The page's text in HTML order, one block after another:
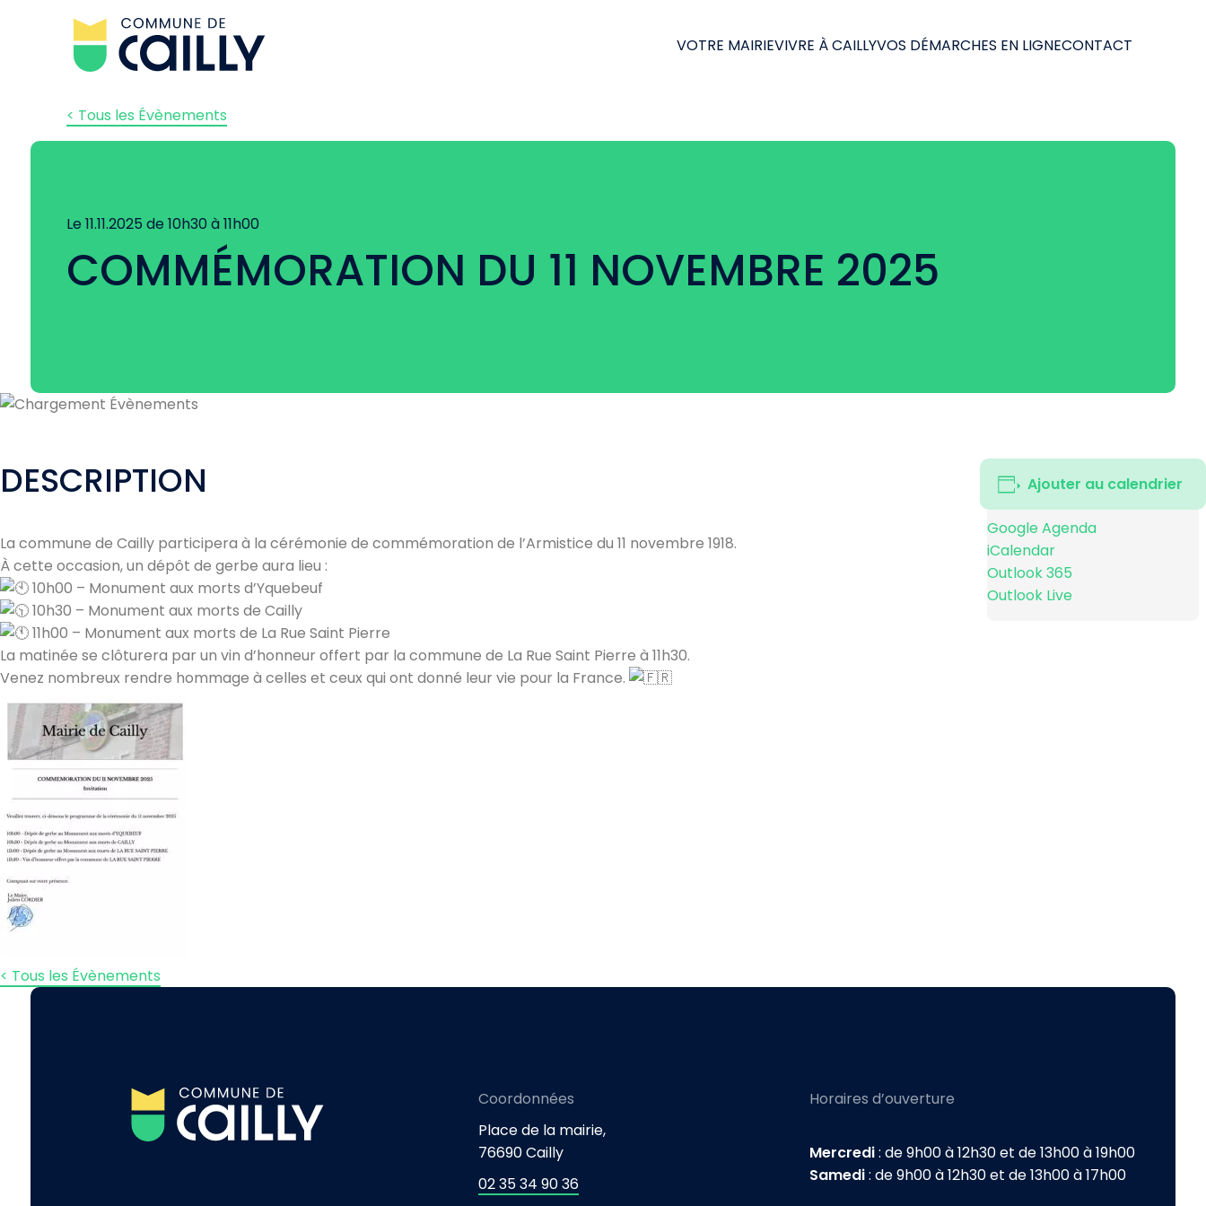
VOTRE MAIRIEVIVRE À CAILLYVOS DÉMARCHES EN LIGNECONTACT
< Tous les Évènements
Le 11.11.2025 de 10h30 à 11h00
COMMÉMORATION DU 11 NOVEMBRE 2025
Ajouter au calendrier
Google Agenda
iCalendar
Outlook 365
Outlook Live
DESCRIPTION
La commune de Cailly participera à la cérémonie de commémoration de l’Armistice du 11 novembre 1918.
À cette occasion, un dépôt de gerbe aura lieu :
10h00 – Monument aux morts d’Yquebeuf
10h30 – Monument aux morts de Cailly
11h00 – Monument aux morts de La Rue Saint Pierre
La matinée se clôturera par un vin d’honneur offert par la commune de La Rue Saint Pierre à 11h30.
Venez nombreux rendre hommage à celles et ceux qui ont donné leur vie pour la France.
< Tous les Évènements
Coordonnées
Place de la mairie,
76690 Cailly
02 35 34 90 36
Horaires d’ouverture
Mercredi: de 9h00 à 12h30 et de 13h00 à 19h00
Samedi: de 9h00 à 12h30 et de 13h00 à 17h00